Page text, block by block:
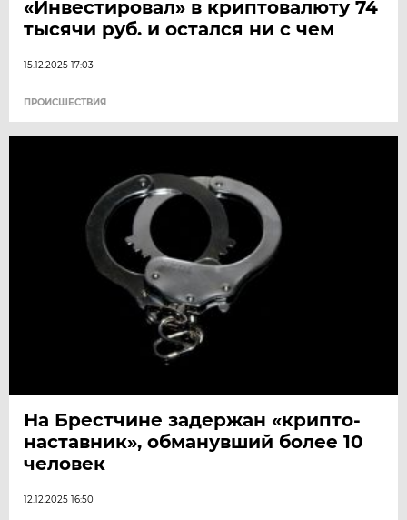
«Инвестировал» в криптовалюту 74
тысячи руб. и остался ни с чем
15.12.2025 17:03
ПРОИСШЕСТВИЯ
На Брестчине задержан «крипто-
наставник», обманувший более 10
человек
12.12.2025 16:50